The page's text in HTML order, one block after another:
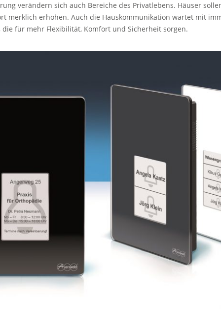
verändern sich auch Bereiche des Privatlebens. Häuser
merklich erhöhen. Auch die Hauskommunikation wartet mit
für mehr Flexibilität, Komfort und Sicherheit sorgen.